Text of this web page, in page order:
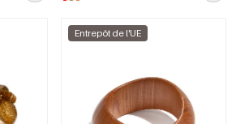
Entrepôt de l'UE